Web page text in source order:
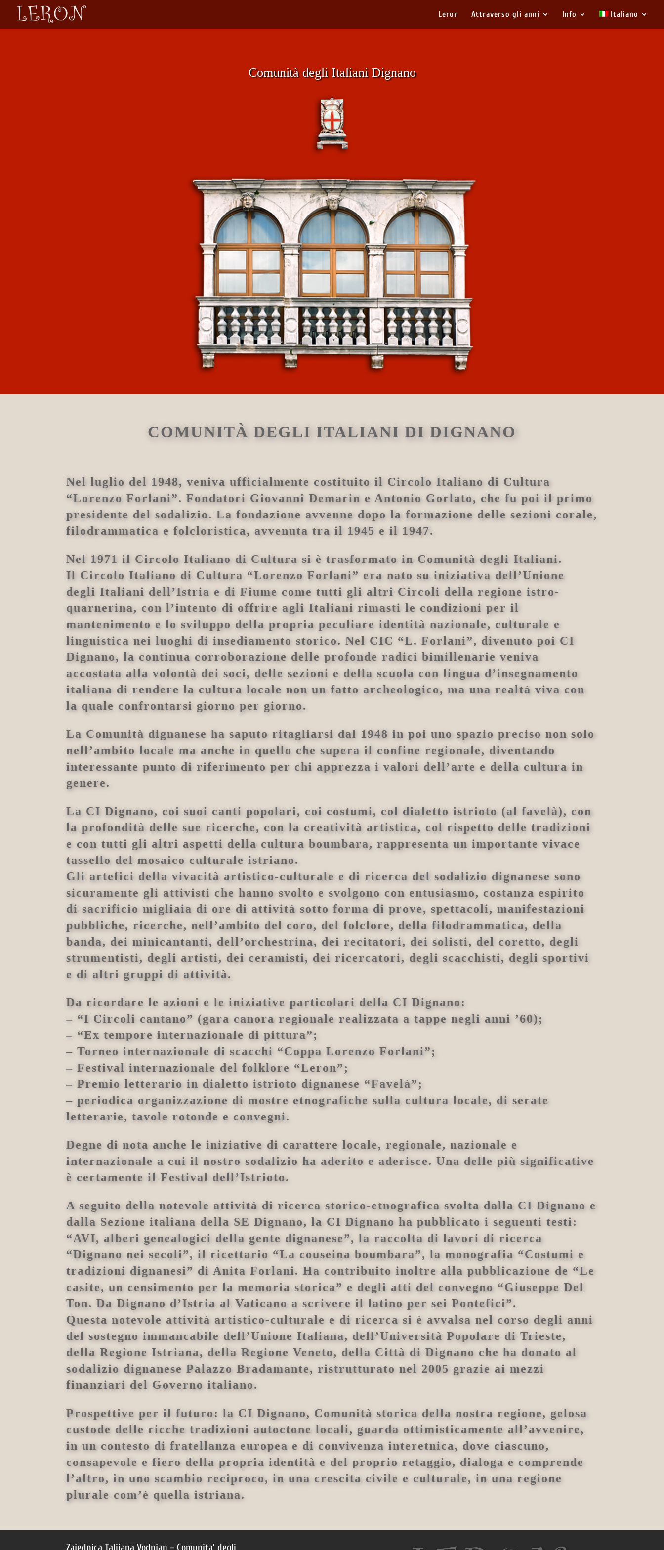
Leron Attraverso gli anni Info Italiano
Comunità degli Italiani Dignano
COMUNITÀ DEGLI ITALIANI DI DIGNANO
Nel luglio del 1948, veniva ufficialmente costituito il Circolo Italiano di Cultura
“Lorenzo Forlani”. Fondatori Giovanni Demarin e Antonio Gorlato, che fu poi il primo
presidente del sodalizio. La fondazione avvenne dopo la formazione delle sezioni corale,
filodrammatica e folcloristica, avvenuta tra il 1945 e il 1947.
Nel 1971 il Circolo Italiano di Cultura si è trasformato in Comunità degli Italiani.
Il Circolo Italiano di Cultura “Lorenzo Forlani” era nato su iniziativa dell’Unione
degli Italiani dell’Istria e di Fiume come tutti gli altri Circoli della regione istro-
quarnerina, con l’intento di offrire agli Italiani rimasti le condizioni per il
mantenimento e lo sviluppo della propria peculiare identità nazionale, culturale e
linguistica nei luoghi di insediamento storico. Nel CIC “L. Forlani”, divenuto poi CI
Dignano, la continua corroborazione delle profonde radici bimillenarie veniva
accostata alla volontà dei soci, delle sezioni e della scuola con lingua d’insegnamento
italiana di rendere la cultura locale non un fatto archeologico, ma una realtà viva con
la quale confrontarsi giorno per giorno.
La Comunità dignanese ha saputo ritagliarsi dal 1948 in poi uno spazio preciso non solo
nell’ambito locale ma anche in quello che supera il confine regionale, diventando
interessante punto di riferimento per chi apprezza i valori dell’arte e della cultura in
genere.
La CI Dignano, coi suoi canti popolari, coi costumi, col dialetto istrioto (al favelà), con
la profondità delle sue ricerche, con la creatività artistica, col rispetto delle tradizioni
e con tutti gli altri aspetti della cultura boumbara, rappresenta un importante vivace
tassello del mosaico culturale istriano.
Gli artefici della vivacità artistico-culturale e di ricerca del sodalizio dignanese sono
sicuramente gli attivisti che hanno svolto e svolgono con entusiasmo, costanza espirito
di sacrificio migliaia di ore di attività sotto forma di prove, spettacoli, manifestazioni
pubbliche, ricerche, nell’ambito del coro, del folclore, della filodrammatica, della
banda, dei minicantanti, dell’orchestrina, dei recitatori, dei solisti, del coretto, degli
strumentisti, degli artisti, dei ceramisti, dei ricercatori, degli scacchisti, degli sportivi
e di altri gruppi di attività.
Da ricordare le azioni e le iniziative particolari della CI Dignano:
– “I Circoli cantano” (gara canora regionale realizzata a tappe negli anni ’60);
– “Ex tempore internazionale di pittura”;
– Torneo internazionale di scacchi “Coppa Lorenzo Forlani”;
– Festival internazionale del folklore “Leron”;
– Premio letterario in dialetto istrioto dignanese “Favelà”;
– periodica organizzazione di mostre etnografiche sulla cultura locale, di serate
letterarie, tavole rotonde e convegni.
Degne di nota anche le iniziative di carattere locale, regionale, nazionale e
internazionale a cui il nostro sodalizio ha aderito e aderisce. Una delle più significative
è certamente il Festival dell’Istrioto.
A seguito della notevole attività di ricerca storico-etnografica svolta dalla CI Dignano e
dalla Sezione italiana della SE Dignano, la CI Dignano ha pubblicato i seguenti testi:
“AVI, alberi genealogici della gente dignanese”, la raccolta di lavori di ricerca
“Dignano nei secoli”, il ricettario “La couseina boumbara”, la monografia “Costumi e
tradizioni dignanesi” di Anita Forlani. Ha contribuito inoltre alla pubblicazione de “Le
casite, un censimento per la memoria storica” e degli atti del convegno “Giuseppe Del
Ton. Da Dignano d’Istria al Vaticano a scrivere il latino per sei Pontefici”.
Questa notevole attività artistico-culturale e di ricerca si è avvalsa nel corso degli anni
del sostegno immancabile dell’Unione Italiana, dell’Università Popolare di Trieste,
della Regione Istriana, della Regione Veneto, della Città di Dignano che ha donato al
sodalizio dignanese Palazzo Bradamante, ristrutturato nel 2005 grazie ai mezzi
finanziari del Governo italiano.
Prospettive per il futuro: la CI Dignano, Comunità storica della nostra regione, gelosa
custode delle ricche tradizioni autoctone locali, guarda ottimisticamente all’avvenire,
in un contesto di fratellanza europea e di convivenza interetnica, dove ciascuno,
consapevole e fiero della propria identità e del proprio retaggio, dialoga e comprende
l’altro, in uno scambio reciproco, in una crescita civile e culturale, in una regione
plurale com’è quella istriana.
Zajednica Talijana Vodnjan – Comunita’ degli